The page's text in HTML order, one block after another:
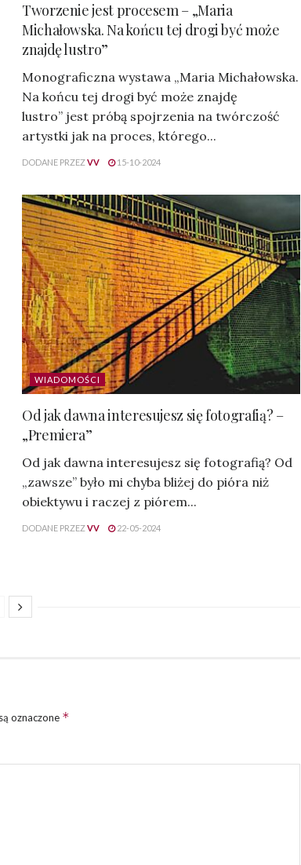
Tworzenie jest procesem – „Maria
Michałowska. Na końcu tej drogi być może
znajdę lustro”
Monograficzna wystawa „Maria Michałowska.
Na końcu tej drogi być może znajdę
lustro” jest próbą spojrzenia na twórczość
artystki jak na proces, którego...
DODANE PRZEZVV 15-10-2024
WIADOMOŚCI
Od jak dawna interesujesz się fotografią? –
„Premiera”
Od jak dawna interesujesz się fotografią? Od
„zawsze” było mi chyba bliżej do pióra niż
obiektywu i raczej z piórem...
DODANE PRZEZVV 22-05-2024
oznaczone *